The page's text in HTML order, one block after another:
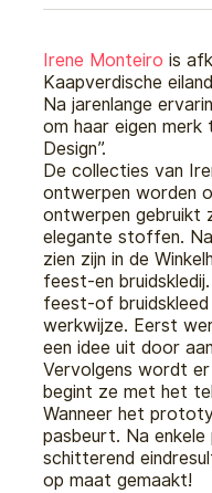
Irene Monteiro is
Kaapverdische
Na jarenlange
om haar eigen merk
Design”.
De collecties van
ontwerpen worden
ontwerpen gebruikt
elegante stoffen.
zien zijn in de
feest-en
feest-of
werkwijze. Eerst
een idee uit door
Vervolgens wordt
begint ze met het
Wanneer het
pasbeurt. Na
schitterend
op maat gemaakt!